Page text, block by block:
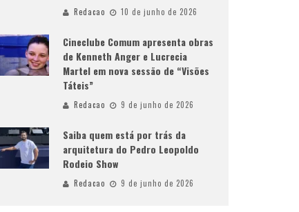
Redacao 10 de junho de 2026
Cineclube Comum apresenta obras
de Kenneth Anger e Lucrecia
Martel em nova sessão de “Visões
Táteis”
Redacao 9 de junho de 2026
Saiba quem está por trás da
arquitetura do Pedro Leopoldo
Rodeio Show
Redacao 9 de junho de 2026